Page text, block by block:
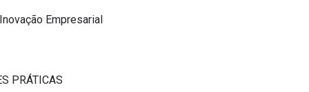
Empresarial
PRÁTICAS